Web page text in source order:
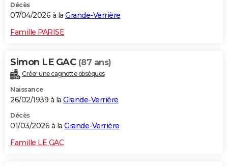
BONS PLANS
CARTE DE VOEUX
Dictionnaire
Biographies
Citations
Expressions
Proverbes
PROGRAMME TV
COPAINS D'AVANT
S'inscrire
Se connecter
Lycées
Collèges
Primaires
Universités
Entreprises
Service militaire
Avis de recherche
AVIS DE DÉCÈS
Décès
07/04/2026 à la Grande-Verrière
Famille PARISE
Simon LE GAC (87 ans)
Créer une cagnotte obsèques
Naissance
26/02/1939 à la Grande-Verrière
Décès
01/03/2026 à la Grande-Verrière
Famille LE GAC